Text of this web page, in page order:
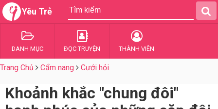
Yêu Trẻ
DANH MỤC ĐỌC TRUYỆN THÀNH VIÊN
Trang Chủ Cẩm nang Cưới hỏi
Khoảnh khắc "chung đôi"